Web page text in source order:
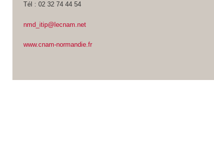
Tél : 02 32 74 44 54
nmd_itip@lecnam.net
www.cnam-normandie.fr